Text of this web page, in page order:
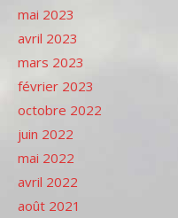
mai 2023
avril 2023
mars 2023
février 2023
octobre 2022
juin 2022
mai 2022
avril 2022
août 2021